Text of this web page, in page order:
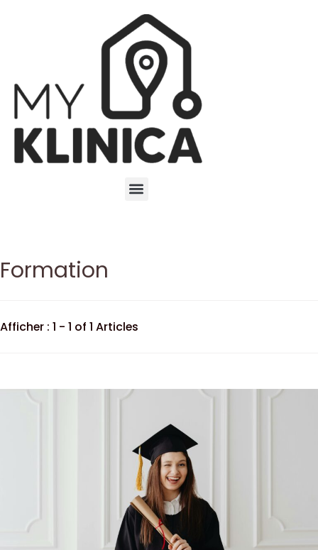
Formation
Afficher : 1 - 1 of 1 Articles